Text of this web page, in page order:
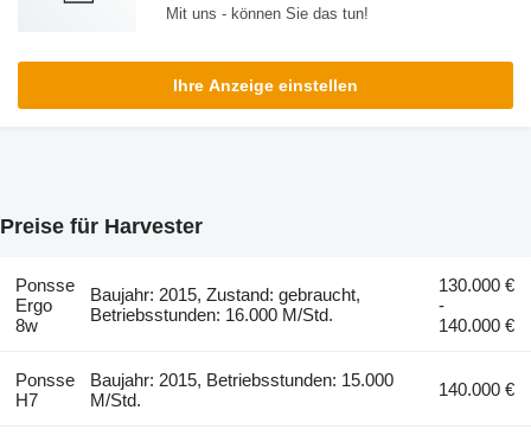
Mit uns - können Sie das tun!
Ihre Anzeige einstellen
Preise für Harvester
Ponsse
Ergo
8w
Baujahr: 2015, Zustand: gebraucht,
Betriebsstunden: 16.000 M/Std.
130.000 €
-
140.000 €
Ponsse
H7
Baujahr: 2015, Betriebsstunden: 15.000
M/Std.
140.000 €